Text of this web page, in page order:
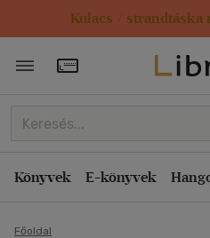
Kulacs / strandtáska
Törzsvásárlói Kártya
Könyvek E-könyvek
Főoldal